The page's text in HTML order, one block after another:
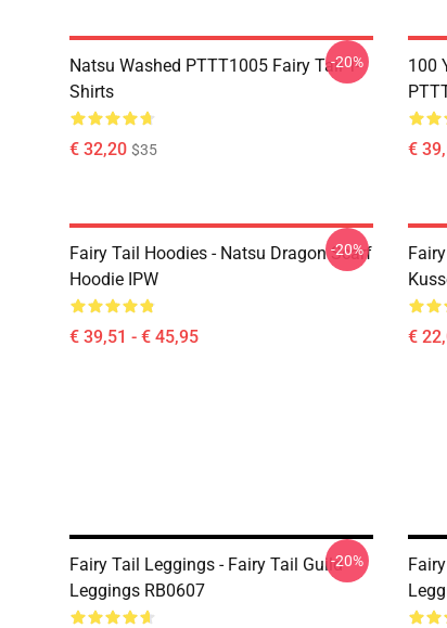
Natsu Washed PTTT1005 Fairy Tail T-
Shirts
€ 32,20 $35
-20%
100
€
Fairy Tail Hoodies - Natsu Dragon Scarf
Hoodie IPW
€ 39,51 - € 45,95
-20%
€
Fairy Tail Leggings - Fairy Tail Guild
Leggings RB0607
-20%